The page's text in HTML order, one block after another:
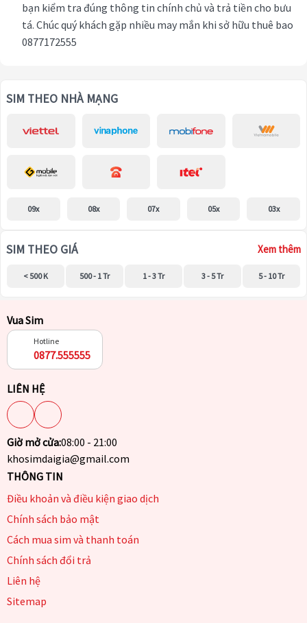
bạn kiểm tra đúng thông tin chính chủ và trả tiền cho bưu
tá. Chúc quý khách gặp nhiều may mắn khi sở hữu thuê bao
0877172555
SIM THEO NHÀ MẠNG
09x 08x 07x 05x 03x
SIM THEO GIÁ Xem thêm
< 500 K 500 - 1 Tr 1 - 3 Tr 3 - 5 Tr 5 - 10 Tr
Vua Sim
Hotline
0877.555555
LIÊN HỆ
Giờ mở cửa:08:00 - 21:00
khosimdaigia@gmail.com
THÔNG TIN
Điều khoản và điều kiện giao dịch
Chính sách bảo mật
Cách mua sim và thanh toán
Chính sách đổi trả
Liên hệ
Sitemap